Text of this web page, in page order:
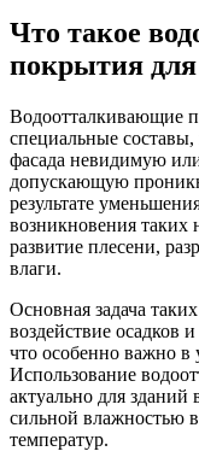
Что такое
покрытия для
Водоотталкивающие
специальные
фасада невидимую
допускающую
результате
возникновения таких
развитие плесени,
влаги.
Основная задача
воздействие осадков
что особенно важно в
Использование
актуально для
сильной влажностью
температур.